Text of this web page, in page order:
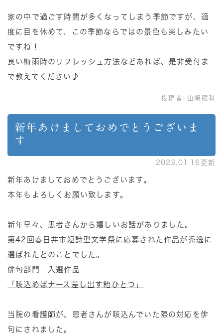
家の中で過ごす時間が多くなってしまう季節ですが、適
度に目を休めて、この季節ならではの景色も楽しみたい
ですね！
良い梅雨時のリフレッシュ方法などあれば、是非受付ま
で教えてください♪
投稿者: 山﨑眼科
新年あけましておめでとうございま
す
2023.01.16更新
新年あけましておめでとうございます。
本年もよろしくお願い致します。
新年早々、患者さんから嬉しいお話がありました。
第42回春日井市短詩型文学祭に応募された作品が秀逸に
選ばれたとのことでした。
俳句部門 入選作品
「咳込めばナース差し出す飴ひとつ」
当院の看護師が、患者さんが咳込んでいた際の対応を俳
句にされました。